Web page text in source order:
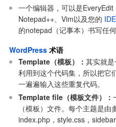
一个编辑器，可以是EveryEdit
Notepad++、Vim以及您的 IDE
的notepad（记事本）书写任
WordPress 术语
Template（模板）： 其实就
利用到这个代码集，所以把它
一遍遍输入这些重复代码。
Template file（模板文件）：
（模板）文件。每个主题是由
index.php，style.css，